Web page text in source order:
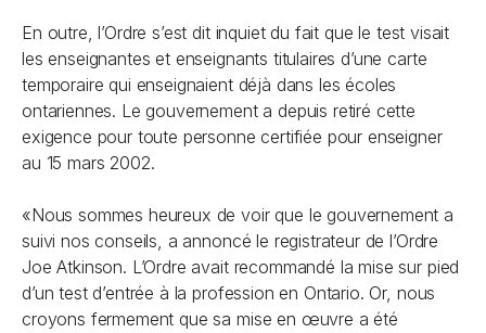
En outre, l’Ordre s’est dit inquiet du fait que le test visait
les enseignantes et enseignants titulaires d’une carte
temporaire qui enseignaient déjà dans les écoles
ontariennes. Le gouvernement a depuis retiré cette
exigence pour toute personne certifiée pour enseigner
au 15 mars 2002.
«Nous sommes heureux de voir que le gouvernement a
suivi nos conseils, a annoncé le registrateur de l’Ordre
Joe Atkinson. L’Ordre avait recommandé la mise sur pied
d’un test d’entrée à la profession en Ontario. Or, nous
croyons fermement que sa mise en œuvre a été